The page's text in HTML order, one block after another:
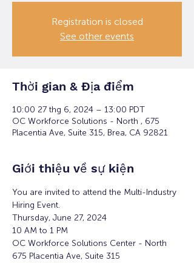
Registration is closed
See other events
Thời gian & Địa điểm
10:00 27 thg 6, 2024 – 13:00 PDT
OC Workforce Solutions - North , 675
Placentia Ave, Suite 315, Brea, CA 92821
Giới thiệu về sự kiện
You are invited to attend the Multi-Industry
Hiring Event.
Thursday, June 27, 2024
10 AM to 1 PM
OC Workforce Solutions Center - North
675 Placentia Ave, Suite 315